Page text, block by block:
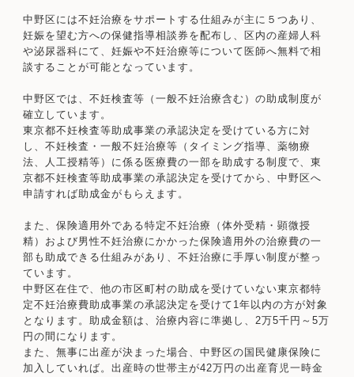
中野区には不妊治療をサポートする仕組みが主に５つあり、
妊娠を望む方への保健指導相談券を配布し、区内の産婦人科
や泌尿器科にて、妊娠や不妊治療等について医師へ無料で相
談することが可能となっています。
中野区では、不妊検査等（一般不妊治療含む）の助成制度が
確立しています。
東京都不妊検査等助成事業の承認決定を受けている方に対
し、不妊検査・一般不妊治療等（タイミング指導、薬物療
法、人工授精等）に係る医療費の一部を助成する制度で、東
京都不妊検査等助成事業の承認決定を受けてから、中野区へ
申請すれば助成金がもらえます。
また、保険適用外である特定不妊治療（体外受精・顕微授
精）および男性不妊治療にかかった保険適用外の治療費の一
部も助成できる仕組みがあり、不妊治療に手厚い制度が整っ
ています。
中野区在住で、他の市区町村の助成を受けていない東京都特
定不妊治療費助成事業の承認決定を受けて1年以内の方が対象
となります。助成金額は、治療内容に準拠し、2万5千円～5万
円の間になります。
また、無事に出産が決まった場合、中野区の国民健康保険に
加入していれば。出産時の世帯主が42万円の出産育児一時金